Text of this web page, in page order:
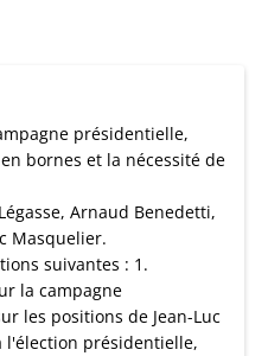
présidentielle,
bornes et la nécessité de
Arnaud Benedetti,
Masquelier.
suivantes : 1.
la campagne
les positions de Jean-Luc
l'élection présidentielle,